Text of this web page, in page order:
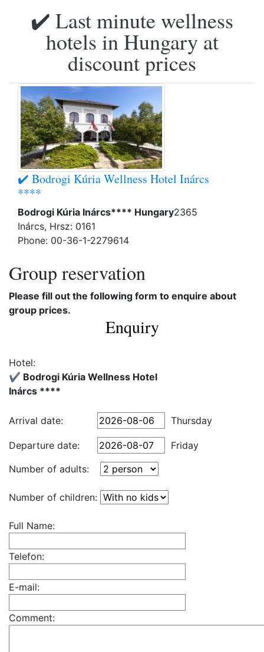
✔️ Last minute wellness
hotels in Hungary at
discount prices
✔️ Bodrogi Kúria Wellness Hotel Inárcs
****
Bodrogi Kúria Inárcs**** Hungary2365
Inárcs, Hrsz: 0161
Phone: 00-36-1-2279614
Group reservation
Please fill out the following form to enquire about
group prices.
Enquiry
Hotel:
✔️ Bodrogi Kúria Wellness Hotel
Inárcs ****
Arrival date: Thursday
Departure date:
Friday
Number of adults:
Number of children:
Full Name:
Telefon:
E-mail:
Comment: